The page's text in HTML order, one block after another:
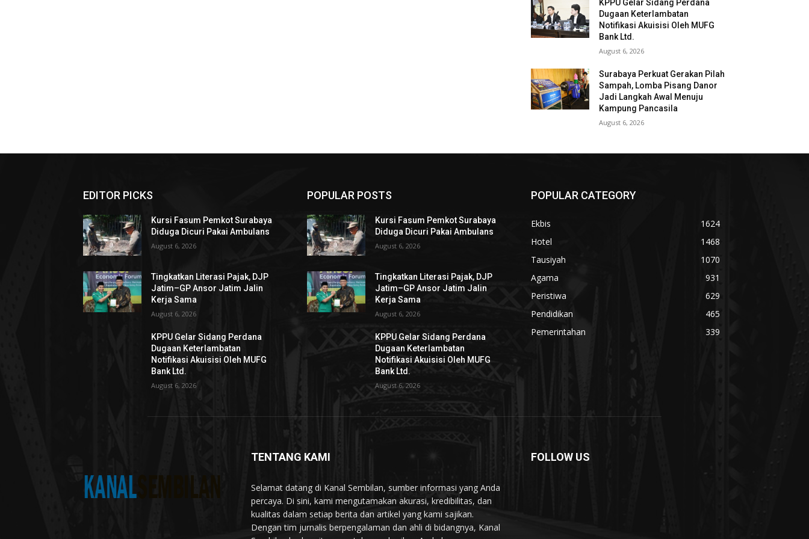
KPPU Gelar Sidang Perdana
Dugaan Keterlambatan
Notifikasi Akuisisi Oleh MUFG
Bank Ltd.
August 6, 2026
Surabaya Perkuat Gerakan Pilah
Sampah, Lomba Pisang Danor
Jadi Langkah Awal Menuju
Kampung Pancasila
August 6, 2026
EDITOR PICKS
Kursi Fasum Pemkot Surabaya
Diduga Dicuri Pakai Ambulans
August 6, 2026
Tingkatkan Literasi Pajak, DJP
Jatim–GP Ansor Jatim Jalin
Kerja Sama
August 6, 2026
KPPU Gelar Sidang Perdana
Dugaan Keterlambatan
Notifikasi Akuisisi Oleh MUFG
Bank Ltd.
August 6, 2026
POPULAR POSTS
Kursi Fasum Pemkot Surabaya
Diduga Dicuri Pakai Ambulans
August 6, 2026
Tingkatkan Literasi Pajak, DJP
Jatim–GP Ansor Jatim Jalin
Kerja Sama
August 6, 2026
KPPU Gelar Sidang Perdana
Dugaan Keterlambatan
Notifikasi Akuisisi Oleh MUFG
Bank Ltd.
August 6, 2026
POPULAR CATEGORY
Ekbis
1624
Hotel
1468
Tausiyah
1070
Agama
931
Peristiwa
629
Pendidikan
465
Pemerintahan
339
TENTANG KAMI
Selamat datang di Kanal Sembilan, sumber informasi yang Anda
percaya. Di sini, kami mengutamakan akurasi, kredibilitas, dan
kualitas dalam setiap berita dan artikel yang kami sajikan.
Dengan tim jurnalis berpengalaman dan ahli di bidangnya, Kanal
FOLLOW US